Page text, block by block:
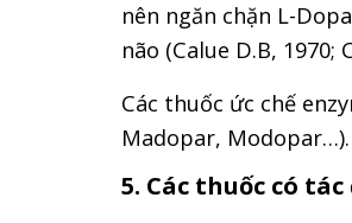
nên ngăn chặn L-
não (Calue D.B, 1970;
Các thuốc ức chế
Madopar, Modopar…).
5. Các thuốc có